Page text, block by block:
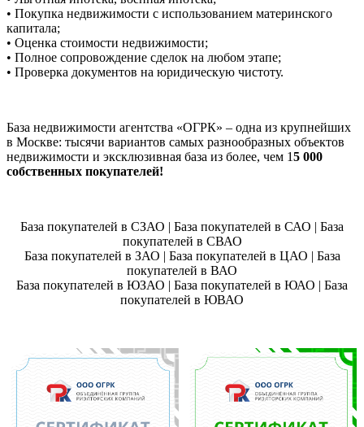
• Покупка недвижимости с использованием материнского
капитала;
• Оценка стоимости недвижимости;
• Полное сопровождение сделок на любом этапе;
• Проверка документов на юридическую чистоту.
База недвижимости агентства «ОГРК» – одна из крупнейших
в Москве: тысячи вариантов самых разнообразных объектов
недвижимости и эксклюзивная база из более, чем 15 000
собственных покупателей!
База покупателей в СЗАО | База покупателей в САО | База
покупателей в СВАО
База покупателей в ЗАО | База покупателей в ЦАО | База
покупателей в ВАО
База покупателей в ЮЗАО | База покупателей в ЮАО | База
покупателей в ЮВАО